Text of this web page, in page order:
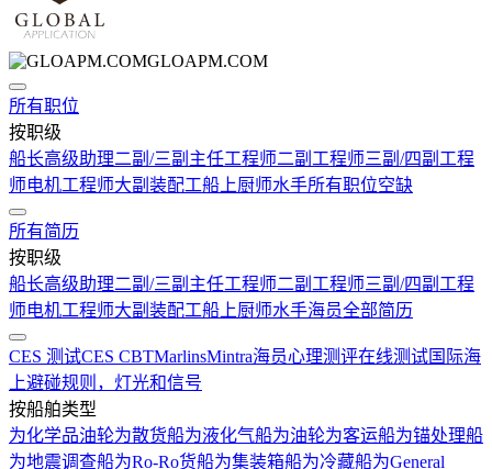
GLOAPM.COM
所有职位
按职级
船长高级助理二副/三副 主任工程师二副工程师三副/四副工程
师电机工程师大副 装配工船上厨师水手所有职位空缺
所有简历
按职级
船长高级助理二副/三副 主任工程师二副工程师三副/四副工程
师电机工程师大副 装配工船上厨师水手海员全部简历
CES 测试CES CBTMarlinsMintra海员心理测评在线测试国际海
上避碰规则，灯光和信号
按船舶类型
为化学品油轮为散货船为液化气船为油轮为客运船为锚处理船
为地震调查船为Ro-Ro货船为集装箱船为冷藏船为General